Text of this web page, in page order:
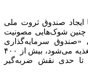
صندوق ثروت ملی
چنین شوک‌هایی مصونیت
«صندوق سرمایه‌گذاری
قطر» که از درآمدهای انرژی این کشور تغذیه می‌شود، بیش از ۴۰۰
تا حدی نقش ضربه‌گیر